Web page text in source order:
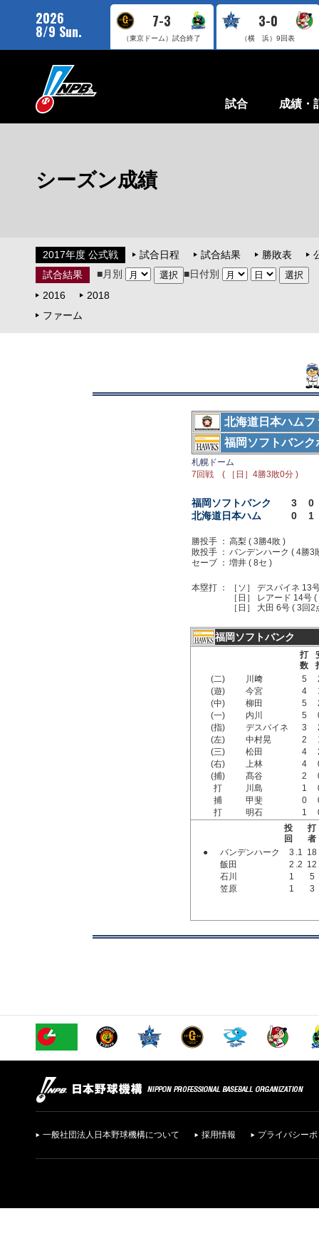
2026
8/9 Sun.
7-3
（東京ドーム）試合終了
3-0
（横 浜）9回表
試合 成績・
シーズン成績
2017年度 公式戦 試合日程 試合結果 勝敗表
試合結果
■月別
■日付別
2016
2018
ファーム
北海道日本ハムフ
福岡ソフトバンク
札幌ドーム
7回戦 ( ［日］4勝3敗0分 )
福岡ソフトバンク 3
0
北海道日本ハム
0 1
勝投手 ： 高梨 ( 3勝4敗 )
敗投手 ： バンデンハーク ( 4勝3
セーブ ： 増井 ( 8セ )
本塁打 ：
［ソ］ デスパイネ 13
［日］ レアード 14号
［日］ 大田 6号 ( 3回
福岡ソフトバンク
打
数
(二)
川﨑 5
(遊)
今宮 4
(中)
柳田 5
(一)
内川 5
(指)
デスパイネ 3
(左)
中村晃 2
(三)
松田 4
(右)
上林 4
(捕)
髙谷 2
打
川島 1
捕
甲斐 0
打
明石 1
投
回
打
者
●
バンデンハーク 3 .1 18
飯田
2 .2 12
石川
1
5
笠原
1 3
一般社団法人日本野球機構について 採用情報 プライバシー